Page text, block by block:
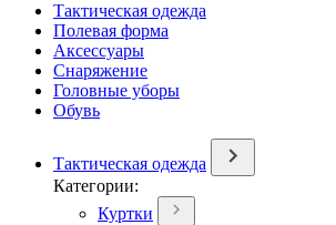
Тактическая одежда
Полевая форма
Аксессуары
Снаряжение
Головные уборы
Обувь
Тактическая одежда
Категории:
Куртки